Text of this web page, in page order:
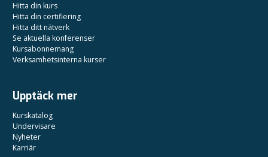
Hitta din kurs
Hitta din certifiering
Hitta ditt nätverk
Se aktuella konferenser
Kursabonnemang
Verksamhetsinterna kurser
Upptäck mer
Kurskatalog
Undervisare
Nyheter
Karriär